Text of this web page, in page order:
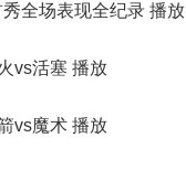
全场表现全纪录 播放
vs活塞 播放
vs魔术 播放